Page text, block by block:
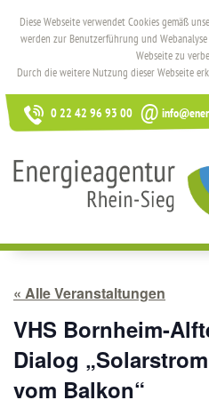
0 22 42 96 93 00 @
« Alle Veranstaltungen
VHS Bornheim-
Dialog
vom Balkon“
Diese Webseite verwendet Cookies gemäß
werden zur Benutzerführung und
Webseite zu
Durch die weitere Nutzung dieser Webseite